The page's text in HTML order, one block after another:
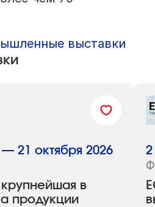
выставки
крупнейшая в
продукции
— 21 октября 2026